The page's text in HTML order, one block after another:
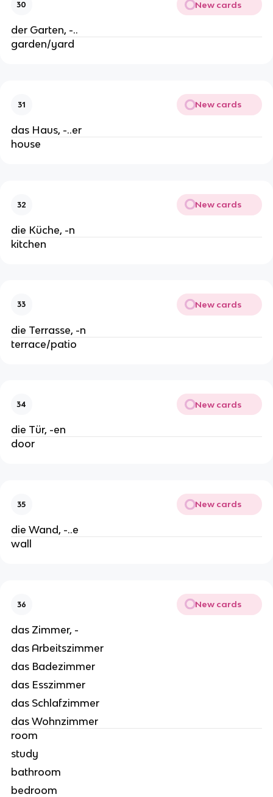
30 New cards
der Garten, -..
garden/yard
31 New cards
das Haus, -..er
house
32 New cards
die Küche, -n
kitchen
33 New cards
die Terrasse, -n
terrace/patio
34 New cards
die Tür, -en
door
35 New cards
die Wand, -..e
wall
36 New cards
das Zimmer, -
das Arbeitszimmer
das Badezimmer
das Esszimmer
das Schlafzimmer
das Wohnzimmer
room
study
bathroom
bedroom